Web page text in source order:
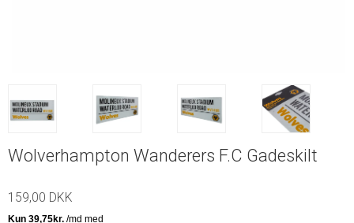
Wolverhampton Wanderers F.C Gadeskilt
159,00 DKK